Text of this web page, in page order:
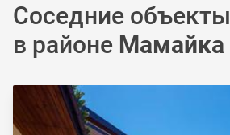
Соседние объекты
в районе Мамайка